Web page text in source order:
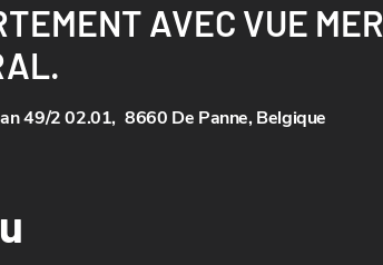
AVEC VUE MER
49/2 02.01, 8660 De Panne, Belgique